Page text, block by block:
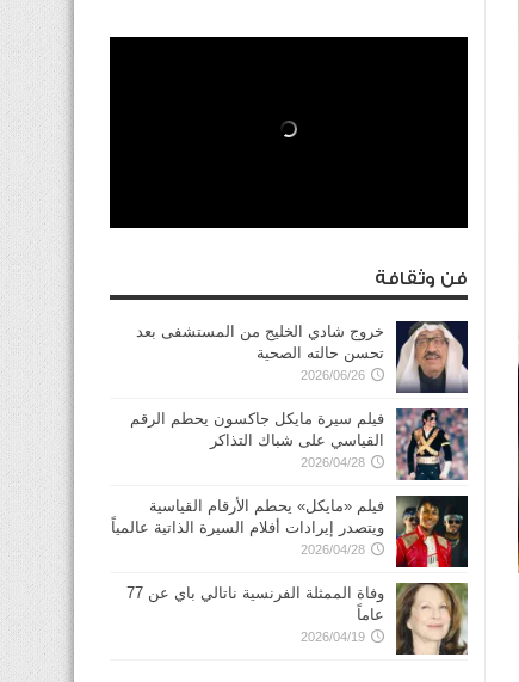
فن وثقافة
خروج شادي الخليج من المستشفى بعد
تحسن حالته الصحية
2026/06/26
فيلم سيرة مايكل جاكسون يحطم الرقم
القياسي على شباك التذاكر
2026/04/28
فيلم «مايكل» يحطم الأرقام القياسية
ويتصدر إيرادات أفلام السيرة الذاتية عالمياً
2026/04/28
وفاة الممثلة الفرنسية ناتالي باي عن 77
عاماً
2026/04/19